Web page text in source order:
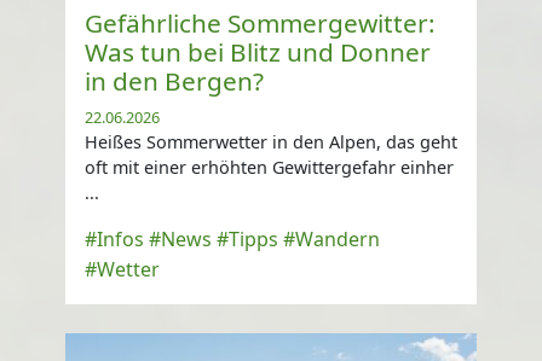
Gefährliche Sommergewitter:
Was tun bei Blitz und Donner
in den Bergen?
22.06.2026
Heißes Sommerwetter in den Alpen, das geht
oft mit einer erhöhten Gewittergefahr einher
...
#Infos #News #Tipps #Wandern
#Wetter